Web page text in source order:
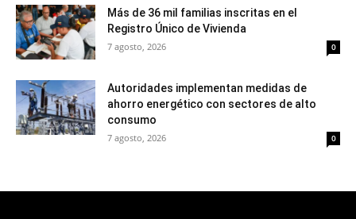
Más de 36 mil familias inscritas en el
Registro Único de Vivienda
7 agosto, 2026 0
Autoridades implementan medidas de
ahorro energético con sectores de alto
consumo
7 agosto, 2026 0